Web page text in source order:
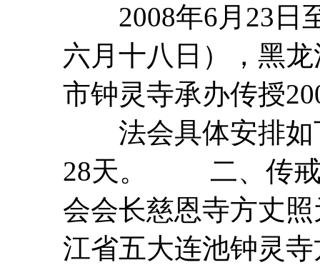
2008年6月23日
六月十八日），黑
市钟灵寺承办传授
法会具体安排
28天。 二、传戒
会会长慈恩寺方丈
江省五大连池钟灵